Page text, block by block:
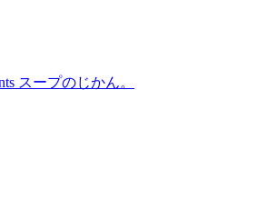
スープのじかん。